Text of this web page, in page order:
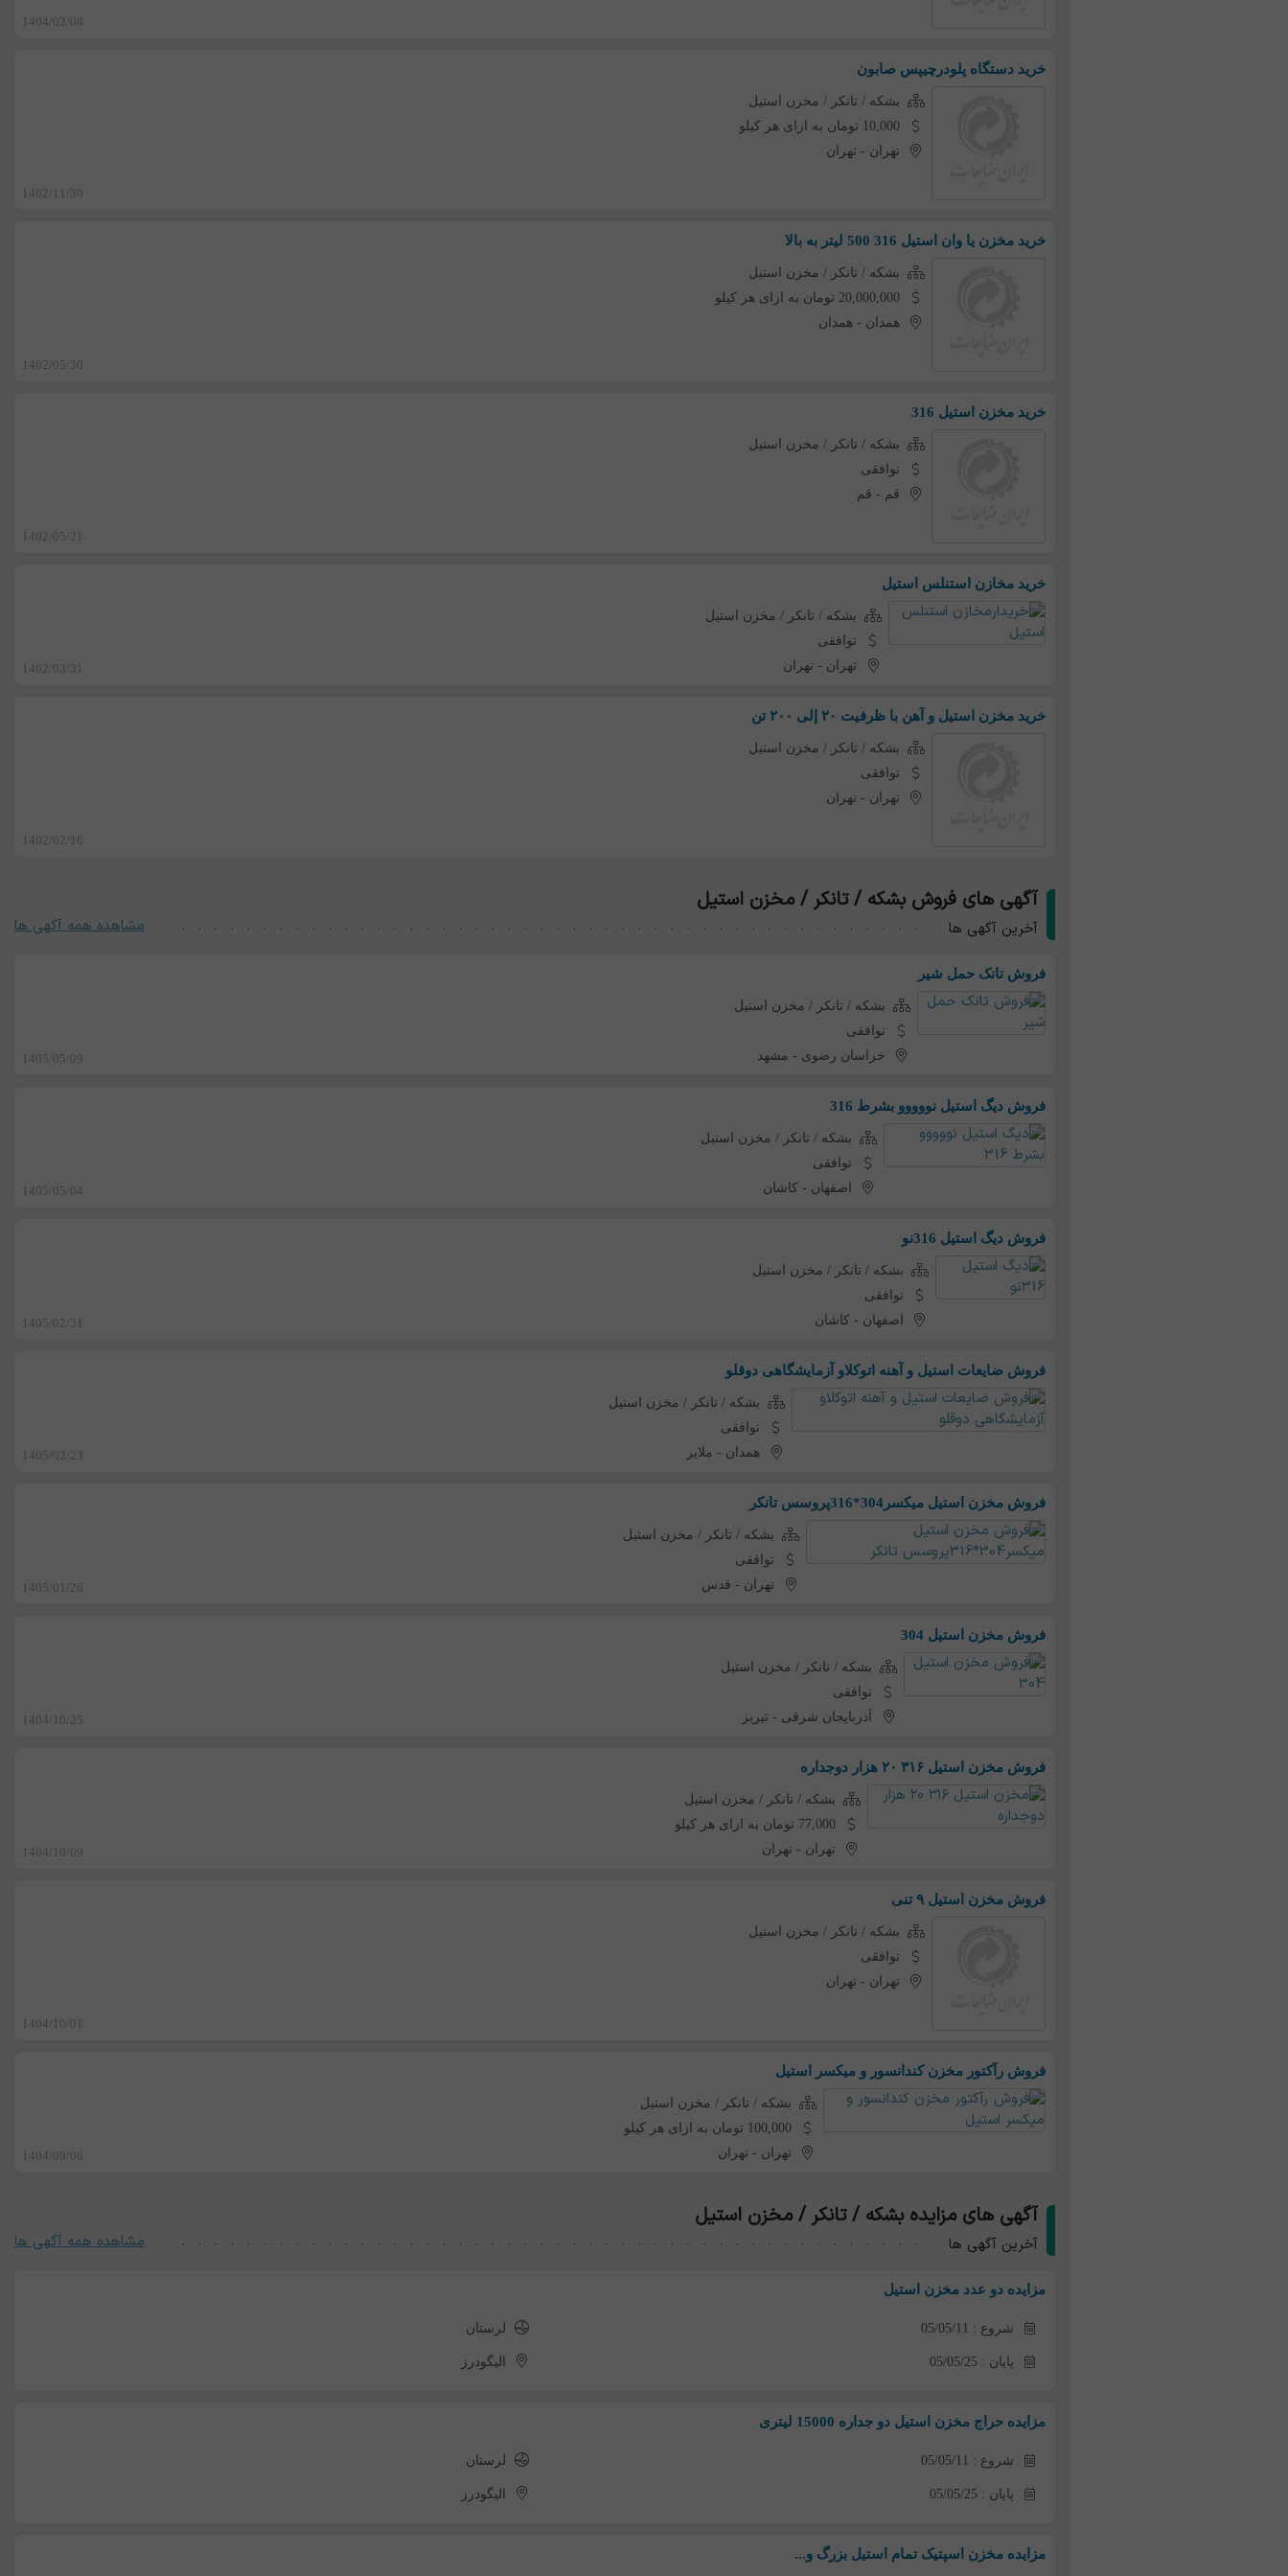
1404/02/08
خرید دستگاه پلودرچیپس صابون
بشکه / تانکر / مخزن استیل
10,000 تومان به ازای هر کیلو
تهران -تهران
1402/11/30
خرید مخزن یا وان استیل 316 500 لیتر به بالا
بشکه / تانکر / مخزن استیل
20,000,000 تومان به ازای هر کیلو
همدان -همدان
1402/05/30
خرید مخزن استیل 316
بشکه / تانکر / مخزن استیل
توافقی
قم - قم
1402/05/21
خرید مخازن استنلس استیل
بشکه / تانکر / مخزن استیل
توافقی
تهران - تهران 1402/03/31
خرید مخزن استیل و آهن با ظرفیت ۲۰ إلی ۲۰۰ تن
بشکه / تانکر / مخزن استیل
توافقی
تهران -تهران
1402/02/16
آگهی های فروش بشکه / تانکر / مخزن استیل
آخرین آگهی ها مشاهده همه آگهی ها
فروش تانک حمل شیر
بشکه / تانکر / مخزن استیل
توافقی
خراسان رضوی - مشهد 1405/05/09
فروش دیگ استیل نووووو بشرط 316
بشکه / تانکر / مخزن استیل
توافقی
اصفهان -کاشان 1405/05/04
فروش دیگ استیل 316نو
بشکه / تانکر / مخزن استیل
توافقی
اصفهان -کاشان 1405/02/31
فروش ضایعات استیل و آهنه اتوکلاو آزمایشگاهی دوقلو
بشکه / تانکر / مخزن استیل
توافقی
همدان - ملایر 1405/02/23
فروش مخزن استیل میکسر304*316پروسس تانکر
بشکه / تانکر / مخزن استیل
توافقی
تهران - قدس 1405/01/26
فروش مخزن استیل 304
بشکه / تانکر / مخزن استیل
توافقی
آذربایجان شرقی - تبریز 1404/10/25
فروش مخزن استیل ۳۱۶ ۲۰ هزار دوجداره
بشکه / تانکر / مخزن استیل
77,000 تومان به ازای هر کیلو
تهران -تهران 1404/10/09
فروش مخزن استیل ۹ تنی
بشکه / تانکر / مخزن استیل
توافقی
تهران -تهران
1404/10/01
فروش رآکتور مخزن کندانسور و میکسر استیل
بشکه / تانکر / مخزن استیل
100,000 تومان به ازای هر کیلو
تهران -تهران 1404/09/06
آگهی های مزایده بشکه / تانکر / مخزن استیل
آخرین آگهی ها مشاهده همه آگهی ها
مزایده دو عدد مخزن استیل
شروع : 05/05/11 لرستان
پایان : 05/05/25 الیگودرز
مزایده حراج مخزن استیل دو جداره 15000 لیتری
شروع : 05/05/11 لرستان
پایان : 05/05/25 الیگودرز
مزایده مخزن اسپتیک تمام استیل بزرگ و...